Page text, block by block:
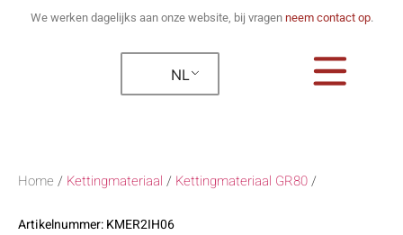
We werken dagelijks aan onze website, bij vragen neem contact op.
NL
Home / Kettingmateriaal / Kettingmateriaal GR80/
Artikelnummer:KMER2IH06